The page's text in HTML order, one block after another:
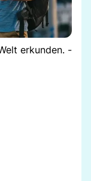
erkunden. -